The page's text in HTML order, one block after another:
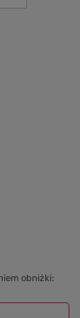
obniżki: